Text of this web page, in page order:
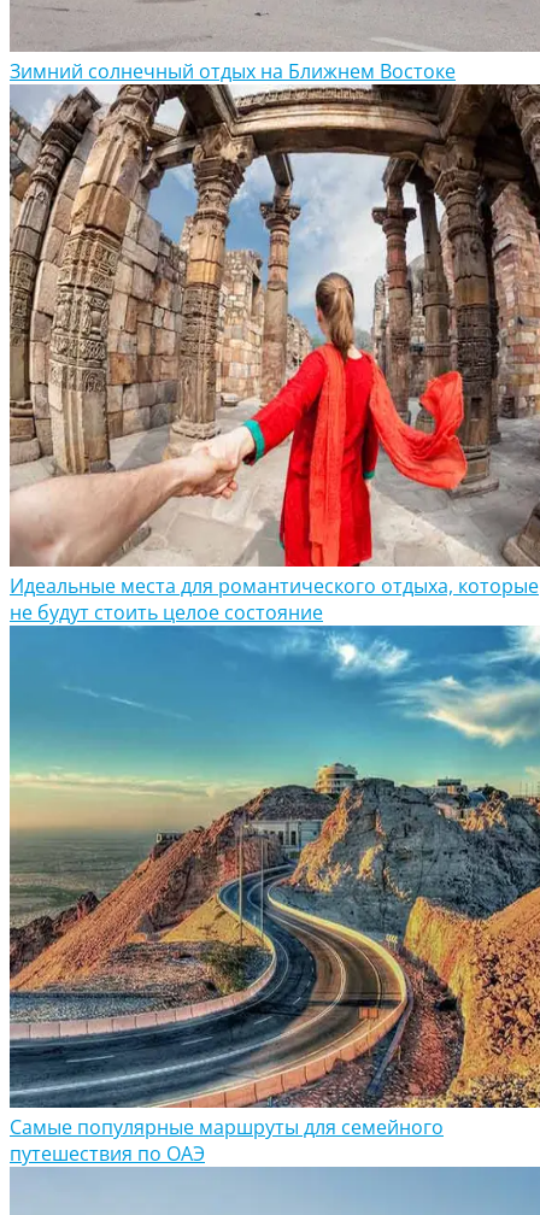
Зимний солнечный отдых на Ближнем Востоке
Идеальные места для романтического отдыха, которые
не будут стоить целое состояние
Самые популярные маршруты для семейного
путешествия по ОАЭ